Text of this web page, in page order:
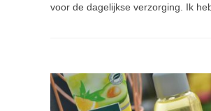
voor de dagelijkse verzorging. Ik